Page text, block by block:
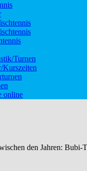
Turnen
Kurszeiten
online
den Jahren: Bubi-